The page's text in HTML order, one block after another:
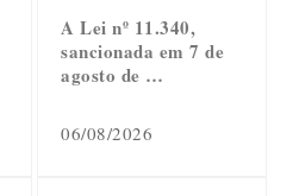
A Lei nº 11.340,
sancionada em 7 de
agosto de …
06/08/2026